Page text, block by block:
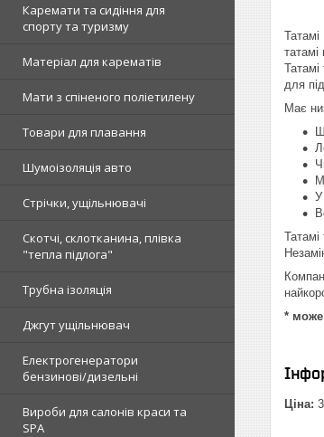
Каремати та сидіння для
спорту та туризму
Матеріал для карематів
Мати з спіненого поліетилену
Товари для плавання
Шумоізоляція авто
Стрічки, ущільнювачі
Скотчі, склотканина, плівка
"тепла підлога"
Трубна ізоляція
Джгут ущільнювач
Електрогенератори
бензинові/дизельні
Вироби для салонів краси та
SPA
для
Має
У
* може
Ціна: